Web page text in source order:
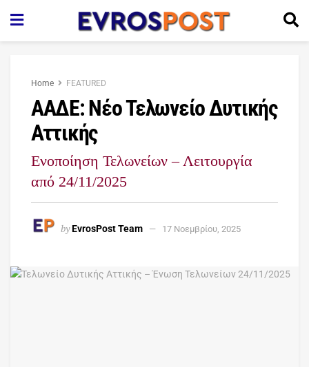
Home FEATURED
ΑΑΔΕ: Νέο Τελωνείο Δυτικής
Αττικής
Ενοποίηση Τελωνείων – Λειτουργία
από 24/11/2025
byEvrosPost Team 17 Νοεμβρίου, 2025